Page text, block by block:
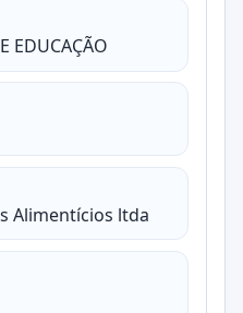
EDUCAÇÃO
Alimentícios ltda